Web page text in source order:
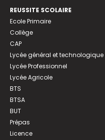
REUSSITE SCOLAIRE
Ecole Primaire
Collège
CAP
Lycée général et technologique
Lycée Professionnel
Lycée Agricole
BTS
BTSA
BUT
Prépas
Licence